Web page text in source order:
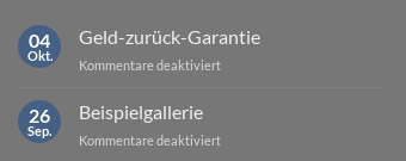
04
Okt.
Geld-zurück-Garantie
Kommentare deaktiviertfür
26
Sep.
Beispielgallerie
Kommentare deaktiviertfür